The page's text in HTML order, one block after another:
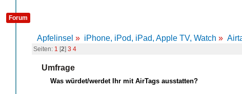
Forum
Apfelinsel » iPhone, iPod, iPad, Apple TV, Watch »
Seiten: 1 [2] 3 4
Umfrage
Was würdet/werdet Ihr mit AirTags ausstatten?